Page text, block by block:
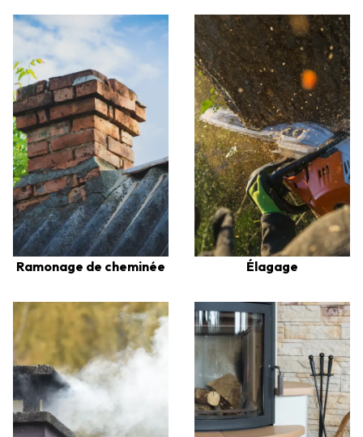
Ramonage de cheminée Élagage